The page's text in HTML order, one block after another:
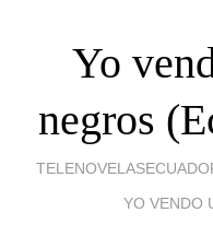
Yo
negros
YO VENDO